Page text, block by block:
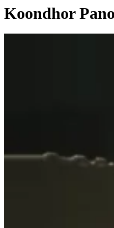
Koondhor